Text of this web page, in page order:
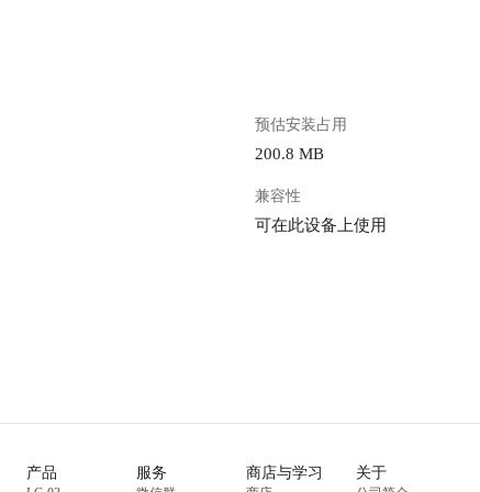
预估安装占用
200.8 MB
兼容性
可在此设备上使用
产品 服务 商店与学习 关于